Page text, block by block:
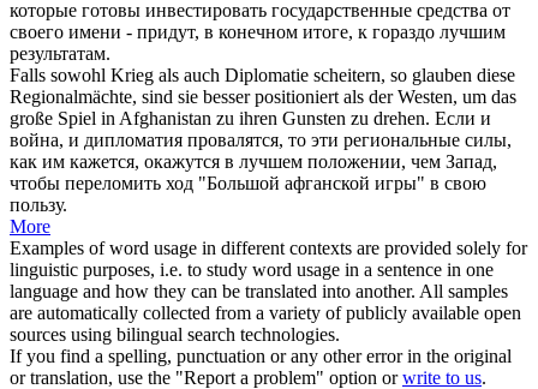
которые готовы инвестировать государственные средства от
своего имени - придут, в конечном итоге, к гораздо лучшим
результатам.
Falls sowohl Krieg als auch Diplomatie scheitern, so glauben diese
Regionalmächte, sind sie besser positioniert als der Westen, um das
große Spiel in Afghanistan zu ihren Gunsten zu drehen. Если и
война, и дипломатия провалятся, то эти региональные силы,
как им кажется, окажутся в лучшем положении, чем Запад,
чтобы переломить ход "Большой афганской игры" в свою
пользу.
More
Examples of word usage in different contexts are provided solely for
linguistic purposes, i.e. to study word usage in a sentence in one
language and how they can be translated into another. All samples
are automatically collected from a variety of publicly available open
sources using bilingual search technologies.
If you find a spelling, punctuation or any other error in the original
or translation, use the "Report a problem" option orwrite to us.